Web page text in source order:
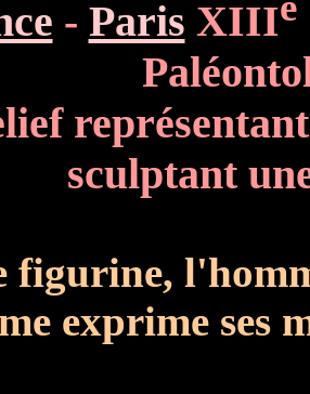
- Paris XIII
sculptant
figurine,
exprime ses